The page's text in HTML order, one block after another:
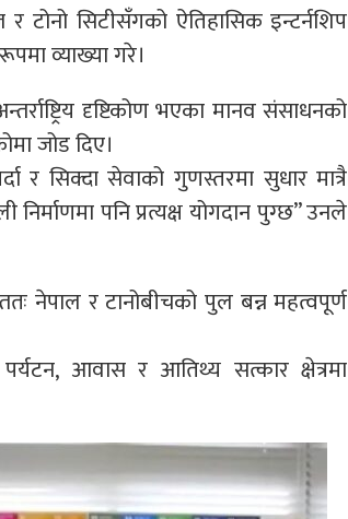
सिटीसँगको ऐतिहासिक इन्टर्नशिप
व्याख्या गरे।
दृष्टिकोण भएका मानव संसाधनको
जोड दिए।
र सिक्दा सेवाको गुणस्तरमा सुधार मात्रै
पनि प्रत्यक्ष योगदान पुग्छ” उनले
नेपाल र टानोबीचको पुल बन्न महत्वपूर्ण
आवास र आतिथ्य सत्कार क्षेत्रमा